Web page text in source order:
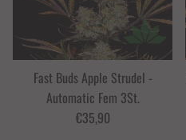
Fast Buds Apple Strudel -
Automatic Fem 3St.
€35,90